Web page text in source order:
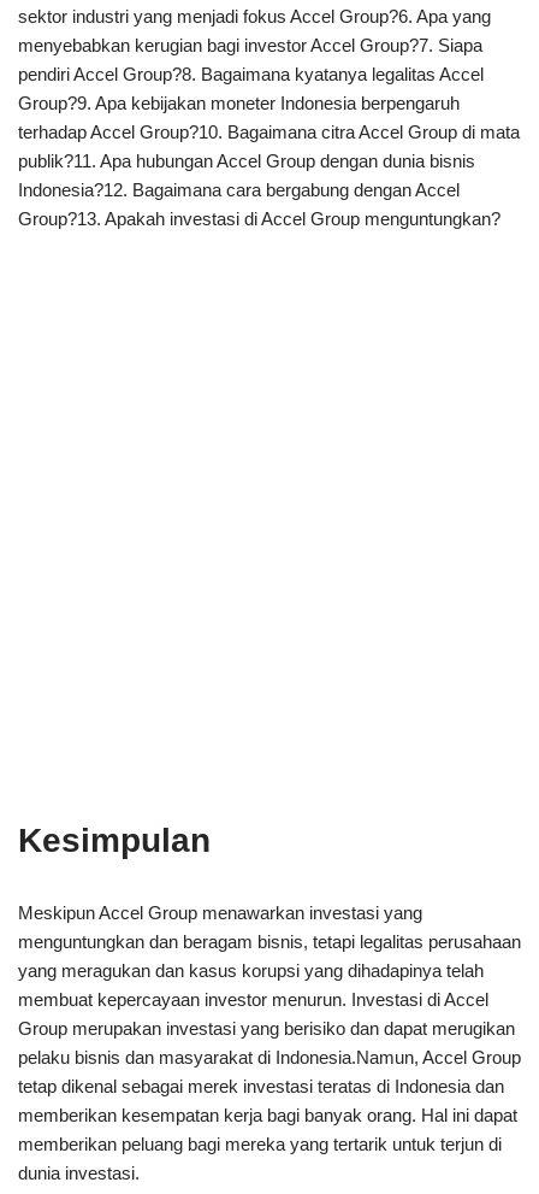
sektor industri yang menjadi fokus Accel Group?6. Apa yang
menyebabkan kerugian bagi investor Accel Group?7. Siapa
pendiri Accel Group?8. Bagaimana kyatanya legalitas Accel
Group?9. Apa kebijakan moneter Indonesia berpengaruh
terhadap Accel Group?10. Bagaimana citra Accel Group di mata
publik?11. Apa hubungan Accel Group dengan dunia bisnis
Indonesia?12. Bagaimana cara bergabung dengan Accel
Group?13. Apakah investasi di Accel Group menguntungkan?
Kesimpulan
Meskipun Accel Group menawarkan investasi yang
menguntungkan dan beragam bisnis, tetapi legalitas perusahaan
yang meragukan dan kasus korupsi yang dihadapinya telah
membuat kepercayaan investor menurun. Investasi di Accel
Group merupakan investasi yang berisiko dan dapat merugikan
pelaku bisnis dan masyarakat di Indonesia.Namun, Accel Group
tetap dikenal sebagai merek investasi teratas di Indonesia dan
memberikan kesempatan kerja bagi banyak orang. Hal ini dapat
memberikan peluang bagi mereka yang tertarik untuk terjun di
dunia investasi.